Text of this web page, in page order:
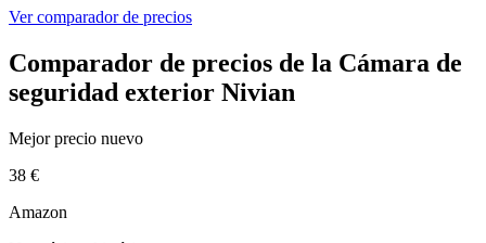
Ver comparador de precios
Comparador de precios de la Cámara de
seguridad exterior Nivian
Mejor precio nuevo
38 €
Amazon